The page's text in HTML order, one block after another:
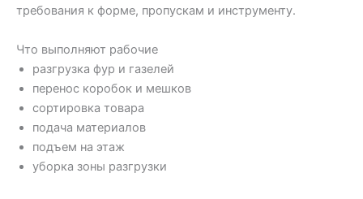
требования к форме, пропускам и инструменту.
Что выполняют рабочие
разгрузка фур и газелей
перенос коробок и мешков
сортировка товара
подача материалов
подъем на этаж
уборка зоны разгрузки